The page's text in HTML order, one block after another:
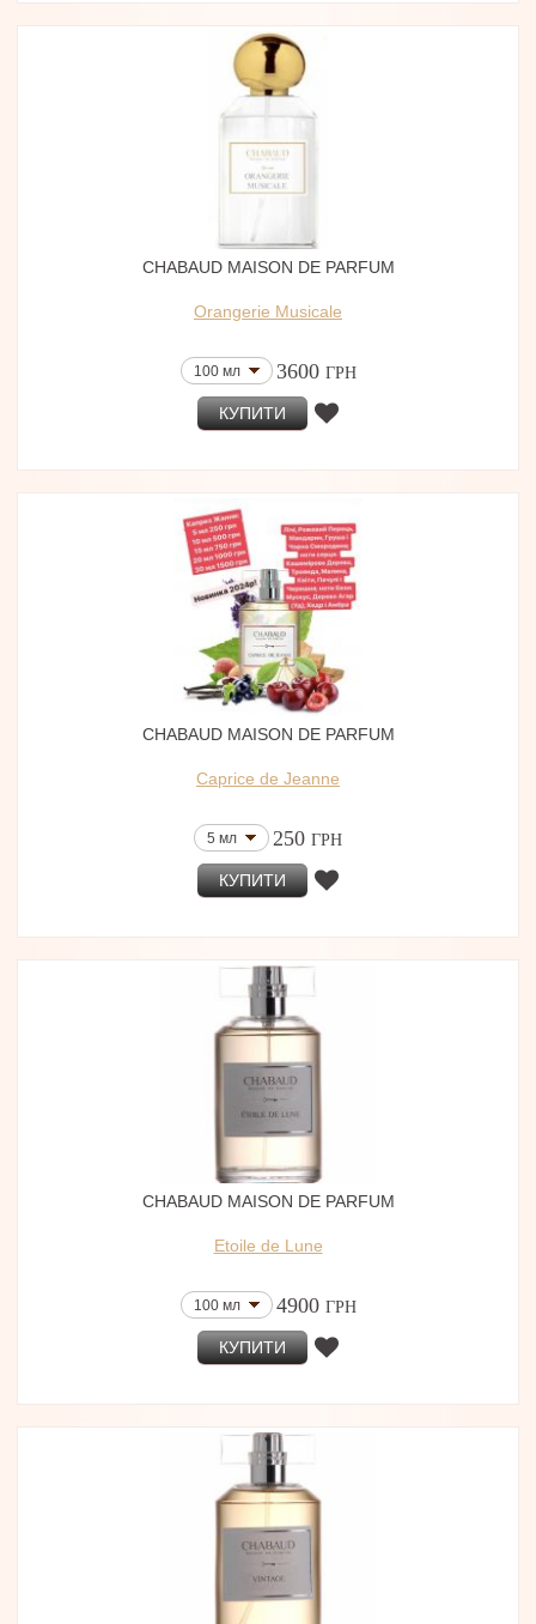
CHABAUD MAISON DE PARFUM
Orangerie Musicale
100 мл 3600 ГРН
КУПИТИ
CHABAUD MAISON DE PARFUM
Caprice de Jeanne
5 мл 250 ГРН
КУПИТИ
CHABAUD MAISON DE PARFUM
Etoile de Lune
100 мл 4900 ГРН
КУПИТИ